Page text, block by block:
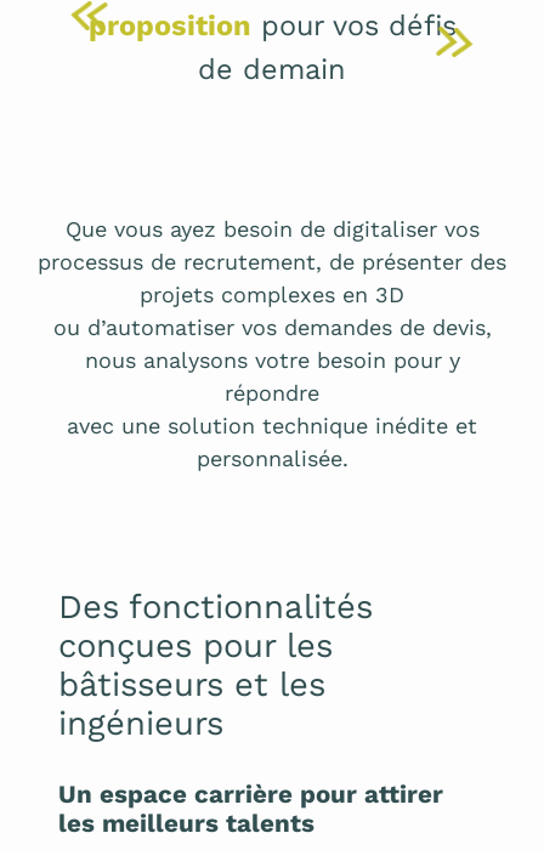
proposition pour vos défis
de demain
Que vous ayez besoin de digitaliser vos
processus de recrutement, de présenter des
projets complexes en 3D
ou d’automatiser vos demandes de devis,
nous analysons votre besoin pour y
répondre
avec une solution technique inédite et
personnalisée.
Des fonctionnalités
conçues pour les
bâtisseurs et les
ingénieurs
Un espace carrière pour attirer
les meilleurs talents